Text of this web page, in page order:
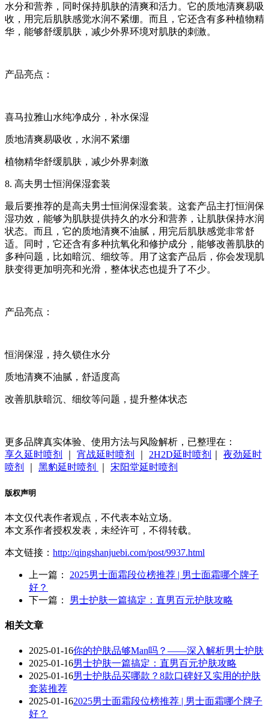
水分和营养，同时保持肌肤的清爽和活力。它的质地清爽易吸
收，用完后肌肤感觉水润不紧绷。而且，它还含有多种植物精
华，能够舒缓肌肤，减少外界环境对肌肤的刺激。
产品亮点：
喜马拉雅山水纯净成分，补水保湿
质地清爽易吸收，水润不紧绷
植物精华舒缓肌肤，减少外界刺激
8. 高夫男士恒润保湿套装
最后要推荐的是高夫男士恒润保湿套装。这套产品主打恒润保
湿功效，能够为肌肤提供持久的水分和营养，让肌肤保持水润
状态。而且，它的质地清爽不油腻，用完后肌肤感觉非常舒
适。同时，它还含有多种抗氧化和修护成分，能够改善肌肤的
多种问题，比如暗沉、细纹等。用了这套产品后，你会发现肌
肤变得更加明亮和光滑，整体状态也提升了不少。
产品亮点：
恒润保湿，持久锁住水分
质地清爽不油腻，舒适度高
改善肌肤暗沉、细纹等问题，提升整体状态
更多品牌真实体验、使用方法与风险解析，已整理在：
享久延时喷剂
宵战延时喷剂 2H2D延时喷剂
夜劲延时
喷剂
黑豹延时喷剂 宋阳堂延时喷剂
版权声明
本文仅代表作者观点，不代表本站立场。
本文系作者授权发表，未经许可，不得转载。
本文链接： http://qingshanjuebi.com/post/9937.html
上一篇： 2025男士面霜段位榜推荐 | 男士面霜哪个牌子
好？
下一篇： 男士护肤一篇搞定：直男百元护肤攻略
相关文章
2025-01-16你的护肤品够Man吗？——深入解析男士护肤
2025-01-16男士护肤一篇搞定：直男百元护肤攻略
2025-01-16男士护肤品买哪款？8款口碑好又实用的护肤
套装推荐
2025-01-162025男士面霜段位榜推荐 | 男士面霜哪个牌子
好？